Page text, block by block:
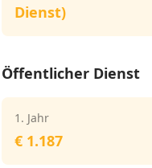
Dienst)
Öffentlicher Dienst
1. Jahr
€ 1.187